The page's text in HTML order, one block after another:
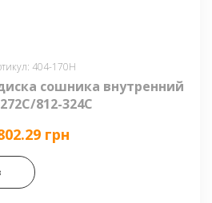
404-170H
сошника внутренний
812-324C
грн